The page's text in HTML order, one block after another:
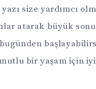
size yardımcı
atarak büyük
mutlu bir yaşam için